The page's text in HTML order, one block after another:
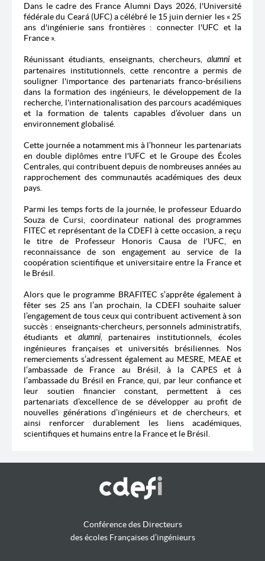
Dans le cadre des France Alumni Days 2026, l'Université
fédérale du Ceará (UFC) a célébré le 15 juin dernier les « 25
ans d'ingénierie sans frontières : connecter l'UFC et la
France ».
Réunissant étudiants, enseignants, chercheurs, alumni et
partenaires institutionnels, cette rencontre a permis de
souligner l'importance des partenariats franco-brésiliens
dans la formation des ingénieurs, le développement de la
recherche, l'internationalisation des parcours académiques
et la formation de talents capables d’évoluer dans un
environnement globalisé.
Cette journée a notamment mis à l’honneur les partenariats
en double diplômes entre l'UFC et le Groupe des Écoles
Centrales, qui contribuent depuis de nombreuses années au
rapprochement des communautés académiques des deux
pays.
Parmi les temps forts de la journée, le professeur Eduardo
Souza de Cursi, coordinateur national des programmes
FITEC et représentant de la CDEFI à cette occasion, a reçu
le titre de Professeur Honoris Causa de l'UFC, en
reconnaissance de son engagement au service de la
coopération scientifique et universitaire entre la France et
le Brésil.
Alors que le programme BRAFITEC s’apprête également à
fêter ses 25 ans l’an prochain, la CDEFI souhaite saluer
l’engagement de tous ceux qui contribuent activement à son
succès : enseignants-chercheurs, personnels administratifs,
étudiants et alumni, partenaires institutionnels, écoles
ingénieures françaises et universités brésiliennes. Nos
remerciements s’adressent également au MESRE, MEAE et
l’ambassade de France au Brésil, à la CAPES et à
l’ambassade du Brésil en France, qui, par leur confiance et
leur soutien financier constant, permettent à ces
partenariats d’excellence de se développer au profit de
nouvelles générations d’ingénieurs et de chercheurs, et
ainsi renforcer durablement les liens académiques,
scientifiques et humains entre la France et le Brésil.
Conférence des Directeurs
des écoles Françaises d’ingénieurs